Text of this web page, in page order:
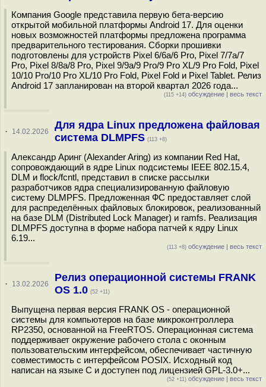
Компания Google представила первую бета-версию
открытой мобильной платформы Android 17. Для оценки
новых возможностей платформы предложена программа
предварительного тестирования. Сборки прошивки
подготовлены для устройств Pixel 6/6a/6 Pro, Pixel 7/7a/7
Pro, Pixel 8/8a/8 Pro, Pixel 9/9a/9 Pro/9 Pro XL/9 Pro Fold, Pixel
10/10 Pro/10 Pro XL/10 Pro Fold, Pixel Fold и Pixel Tablet. Релиз
Android 17 запланирован на второй квартал 2026 года...
(115 +14) обсуждение | весь текст
· 14.02.2026
Для ядра Linux предложена файловая
система DLMPFS (113 +8)
Александр Аринг (Alexander Aring) из компании Red Hat,
сопровождающий в ядре Linux подсистемы IEEE 802.15.4,
DLM и flock/fcntl, представил в списке рассылки
разработчиков ядра специализированную файловую
систему DLMPFS. Предложенная ФС предоставляет слой
для распределённых файловых блокировок, реализованный
на базе DLM (Distributed Lock Manager) и ramfs. Реализация
DLMPFS доступна в форме набора патчей к ядру Linux
6.19...
(113 +8) обсуждение | весь текст
· 13.02.2026
Релиз операционной системы FRANK
OS 1.0 (52 +11)
Выпущена первая версия FRANK OS - операционной
системы для компьютеров на базе микроконтроллера
RP2350, основанной на FreeRTOS. Операционная система
поддерживает окружение рабочего стола с оконным
пользовательским интерфейсом, обеспечивает частичную
совместимость с интерфейсом POSIX. Исходный код
написан на языке C и доступен под лицензией GPL-3.0+...
(52 +11) обсуждение | весь текст